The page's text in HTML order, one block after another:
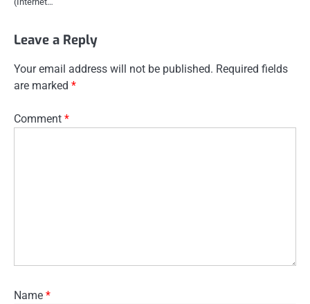
Leave a Reply
Your email address will not be published. Required fields
are marked *
Comment *
Name *